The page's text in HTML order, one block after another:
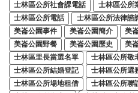
士林區公所社會課電話
士林區公所
士林區公所電話
士林區公所法律諮
美崙公園事件
美崙公園簡介 美
美崙公園野餐
美崙公園歷史 美
士林區里長當選名單
士林區公所敬
士林區公所結婚登記
士林區公所選
士林區公所場地租借
士林區公所聯